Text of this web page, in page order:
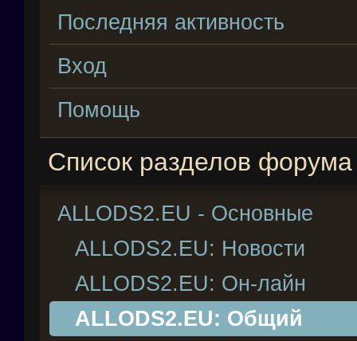
Последняя активность
Вход
Помощь
Список разделов форума
ALLODS2.EU - Основные
ALLODS2.EU: Новости
ALLODS2.EU: Он-лайн
ALLODS2.EU: Общий